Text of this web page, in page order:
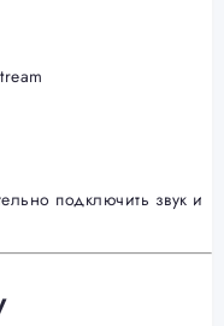
подключить звук и